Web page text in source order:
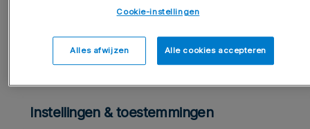
Rapportages & dashboards
Algemeen
Instellingen & toestemmingen
Cookie-instellingen
Alles afwijzen Alle cookies accepteren